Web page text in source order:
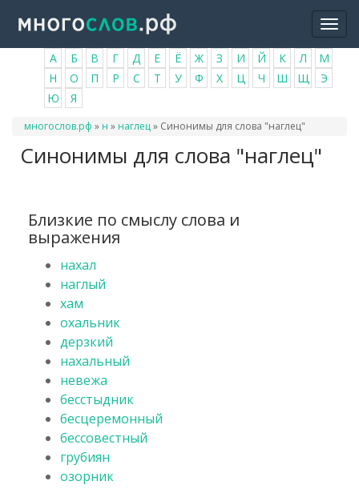
основному
содержанию
А Б В Г Д Е Ё Ж З И Й К Л
М
Н
О П Р С Т У Ф Х Ц Ч Ш Щ
Э
Ю
Я
Вы
многослов.рф » н » наглец» Синонимы для слова "наглец"
Синонимы для слова "наглец"
Близкие по смыслу слова и
выражения
нахал
наглый
хам
охальник
дерзкий
нахальный
невежа
бесстыдник
бесцеремонный
бессовестный
грубиян
озорник